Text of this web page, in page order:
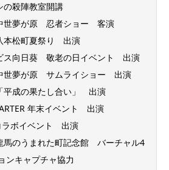
殺陣教室開講
夢が原 忍者ショー 客演
松町夏祭り 出演
ス向日葵 敬老の日イベント 出演
夢が原 サムライショー 出演
成の果たし合い」 出演
年末イベント 出演
ボイベント 出演
のうまれた町記念館 バーチャル4
キャプチャ協力